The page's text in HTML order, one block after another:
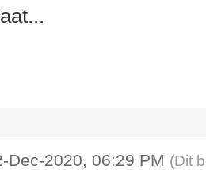
Dec-2020, 06:29 PM (Dit